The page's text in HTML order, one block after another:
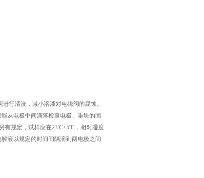
行清洗，减小溶液对电磁阀的腐蚀。
从电极中间滴落检查电极、重块的固
有规定，试样应在23℃±5℃，相对湿度
液以规定的时间间隔滴到两电极之间